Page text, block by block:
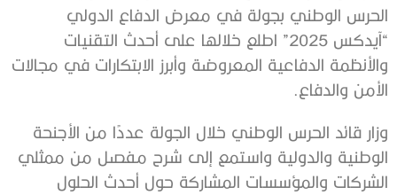
الحرس الوطني بجولة في معرض الدفاع الدولي
“آيدكس 2025” اطلع خلالها على أحدث التقنيات
والأنظمة الدفاعية المعروضة وأبرز الابتكارات في مجالات
الأمن والدفاع.
وزار قائد الحرس الوطني خلال الجولة عددًا من الأجنحة
الوطنية والدولية واستمع إلى شرح مفصل من ممثلي
الشركات والمؤسسات المشاركة حول أحدث الحلول